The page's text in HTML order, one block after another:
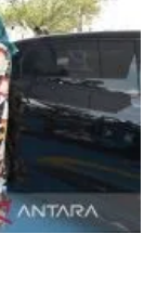
4 kali lipat